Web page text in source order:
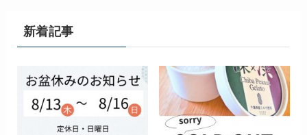
新着記事